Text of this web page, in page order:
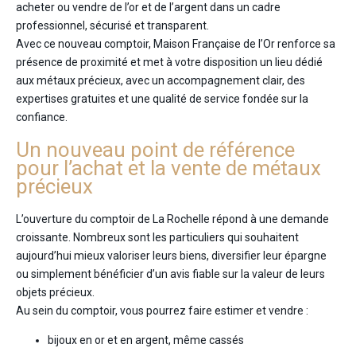
acheter ou vendre de l’or et de l’argent dans un cadre
professionnel, sécurisé et transparent.
Avec ce nouveau comptoir, Maison Française de l’Or renforce sa
présence de proximité et met à votre disposition un lieu dédié
aux métaux précieux, avec un accompagnement clair, des
expertises gratuites et une qualité de service fondée sur la
confiance.
Un nouveau point de référence
pour l’achat et la vente de métaux
précieux
L’ouverture du comptoir de La Rochelle répond à une demande
croissante. Nombreux sont les particuliers qui souhaitent
aujourd’hui mieux valoriser leurs biens, diversifier leur épargne
ou simplement bénéficier d’un avis fiable sur la valeur de leurs
objets précieux.
Au sein du comptoir, vous pourrez faire estimer et vendre :
bijoux en or et en argent, même cassés